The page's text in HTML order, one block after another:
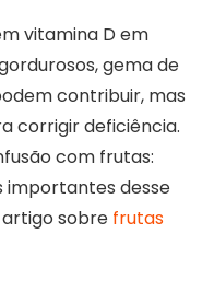
vitamina D em
gema de
contribuir, mas
corrigir deficiência.
com frutas:
importantes desse
sobre frutas